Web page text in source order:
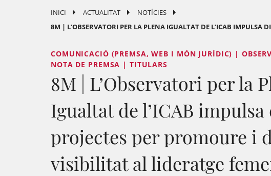
INICI ACTUALITAT
NOTÍCIES
8M | L’OBSERVATORI PER LA PLENA IGUALTAT DE L’ICAB IMPULSA
COMUNICACIÓ (PREMSA, WEB I MÓN JURÍDIC) |
NOTA DE PREMSA | TITULARS
8M | L’Observatori per la
Igualtat de l’ICAB
projectes per promoure i
visibilitat al lideratge